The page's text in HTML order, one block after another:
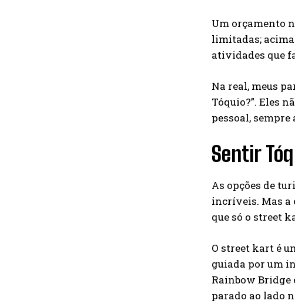
Um orçamento
limitadas; acima
atividades que
Na real, meus
Tóquio?”. Eles
pessoal,
Sentir
As opções de
incríveis. Mas a
que só o street
O street kart é
guiada por um
Rainbow Bridge
parado ao lado